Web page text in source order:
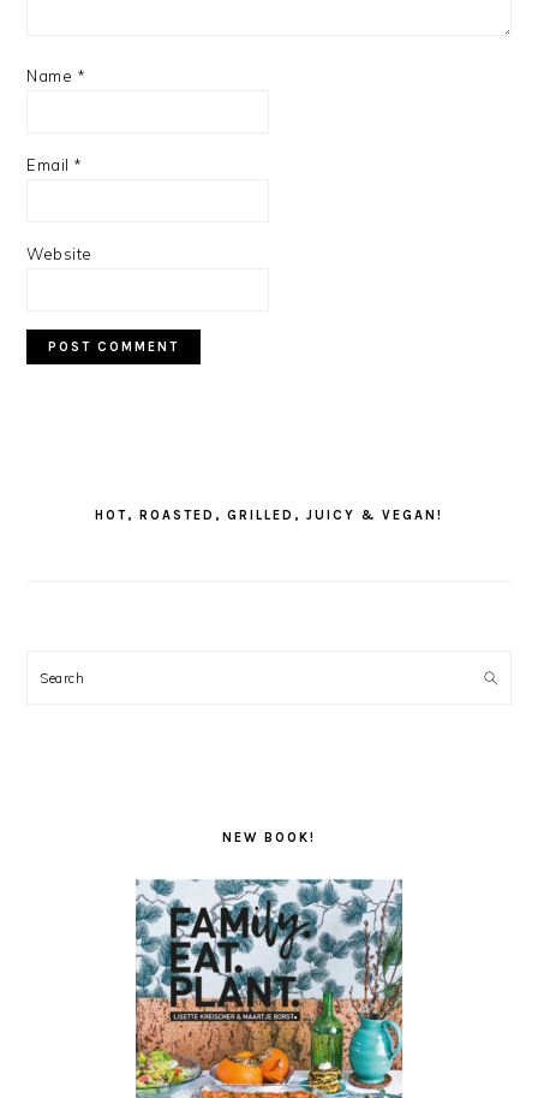
Name *
Email *
Website
HOT, ROASTED, GRILLED, JUICY & VEGAN!
Search
NEW BOOK!